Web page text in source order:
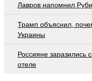
Лавров напомнил
Трамп объяснил,
Украины
Россияне заразились
отеле